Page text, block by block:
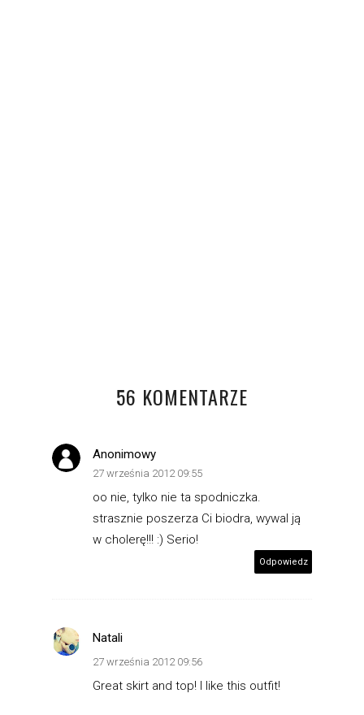
56 KOMENTARZE
Anonimowy
27 września 2012 09:55
oo nie, tylko nie ta spodniczka.
strasznie poszerza Ci biodra, wywal ją
w cholerę!!! :) Serio!
Odpowiedz
Natali
27 września 2012 09:56
Great skirt and top! I like this outfit!